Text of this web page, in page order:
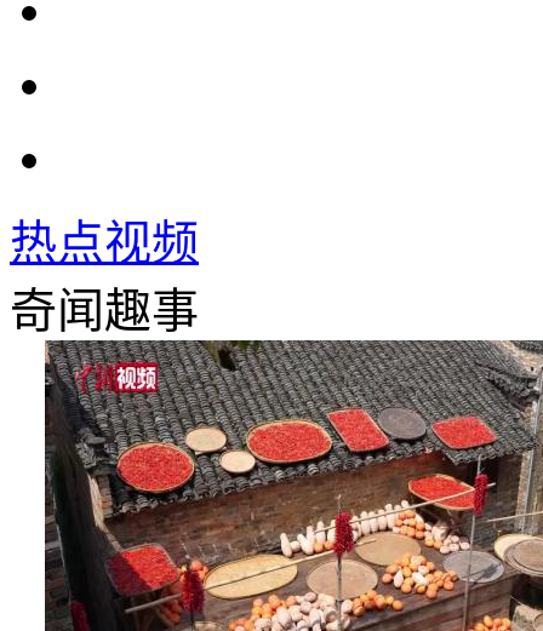
热点视频
奇闻趣事